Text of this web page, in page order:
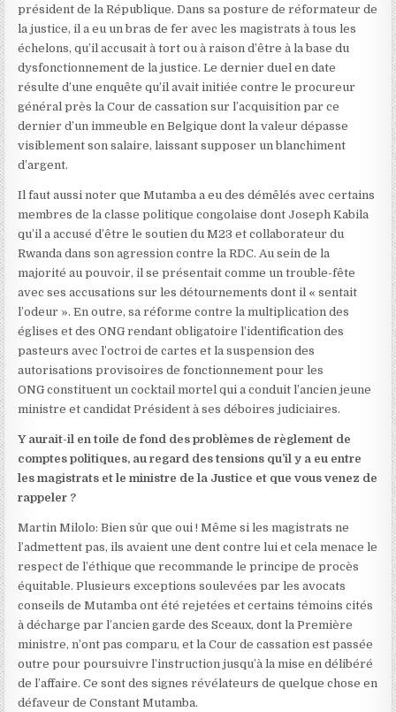
président de la République. Dans sa posture de réformateur de
la justice, il a eu un bras de fer avec les magistrats à tous les
échelons, qu’il accusait à tort ou à raison d’être à la base du
dysfonctionnement de la justice. Le dernier duel en date
résulte d’une enquête qu’il avait initiée contre le procureur
général près la Cour de cassation sur l’acquisition par ce
dernier d’un immeuble en Belgique dont la valeur dépasse
visiblement son salaire, laissant supposer un blanchiment
d’argent.
Il faut aussi noter que Mutamba a eu des démêlés avec certains
membres de la classe politique congolaise dont Joseph Kabila
qu’il a accusé d’être le soutien du M23 et collaborateur du
Rwanda dans son agression contre la RDC. Au sein de la
majorité au pouvoir, il se présentait comme un trouble-fête
avec ses accusations sur les détournements dont il « sentait
l’odeur ». En outre, sa réforme contre la multiplication des
églises et des ONG rendant obligatoire l’identification des
pasteurs avec l’octroi de cartes et la suspension des
autorisations provisoires de fonctionnement pour les
ONG constituent un cocktail mortel qui a conduit l’ancien jeune
ministre et candidat Président à ses déboires judiciaires.
Y aurait-il en toile de fond des problèmes de règlement de
comptes politiques, au regard des tensions qu’il y a eu entre
les magistrats et le ministre de la Justice et que vous venez de
rappeler ?
Martin Milolo: Bien sûr que oui ! Même si les magistrats ne
l’admettent pas, ils avaient une dent contre lui et cela menace le
respect de l’éthique que recommande le principe de procès
équitable. Plusieurs exceptions soulevées par les avocats
conseils de Mutamba ont été rejetées et certains témoins cités
à décharge par l’ancien garde des Sceaux, dont la Première
ministre, n’ont pas comparu, et la Cour de cassation est passée
outre pour poursuivre l’instruction jusqu’à la mise en délibéré
de l’affaire. Ce sont des signes révélateurs de quelque chose en
défaveur de Constant Mutamba.